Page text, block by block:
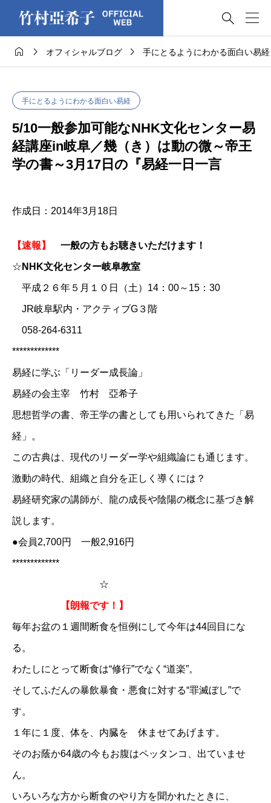

  オフィシャルブログ  手にとるようにわかる面白い易経
手にとるようにわかる面白い易経
5/10一般参加可能なNHK文化センター易
経講座in岐阜／幾（き）は動の微～帝王
学の書～3月17日の『易経一日一言
作成日：2014年3月18日
【速報】 一般の方もお聴きいただけます！
☆ NHK文化センター岐阜教室
平成２６年５月１０日（土）14：00～15：30
JR岐阜駅内・アクティブG３階
058-264-6311
*************
易経に学ぶ「リーダー成長論」
易経の会主宰 竹村 亞希子
思想哲学の書、帝王学の書としても用いられてきた「易
経」。
この古典は、現代のリーダー学や組織論にも通じます。
激動の時代、組織と自分を正しく導くには？
易経研究家の講師が、龍の成長や陰陽の概念に基づき解
説します。
●会員2,700円 一般2,916円
*************
☆
【朗報です！】
毎年お盆の１週間断食を恒例にして今年は44回目にな
る。
わたしにとって断食は“修行”でなく“道楽”。
そしてふだんの暴飲暴食・悪食に対する“罪滅ぼし”で
す。
１年に１度、体を、内臓を 休ませてあげます。
そのお蔭か64歳の今もお腹はペッタンコ、出ていませ
ん。
いろいろな方から断食のやり方を聞かれたときに、